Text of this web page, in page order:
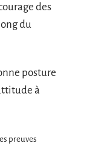
des
du
posture
à
preuves